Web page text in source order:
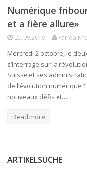
Numérique
et a fière allure»
25.09.2019 Farida
Mercredi 2 octobre, le
s’interroge sur la
Suisse et ses
de l’évolution
nouveaux défis et…
Read more
ARTIKELSUCHE